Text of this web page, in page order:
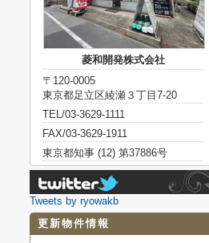
菱和開発株式会社
〒120-0005
東京都足立区綾瀬３丁目7-20
TEL/03-3629-1111
FAX/03-3629-1911
東京都知事 (12) 第37886号
Tweets by ryowakb
更新物件情報